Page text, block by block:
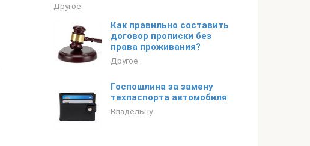
Другое
Как правильно составить
договор прописки без
права проживания?
Другое
Госпошлина за замену
техпаспорта автомобиля
Владельцу